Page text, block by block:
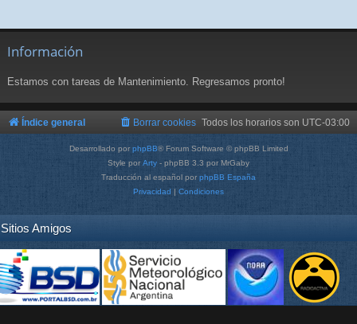
Información
Estamos con tareas de Mantenimiento. Regresamos pronto!
Índice general Todos los horarios son UTC-03:00
Borrar cookies
Desarrollado por phpBB® Forum Software © phpBB Limited
Style por Arty - phpBB 3.3 por MrGaby
Traducción al español por phpBB España
Privacidad | Condiciones
Sitios Amigos